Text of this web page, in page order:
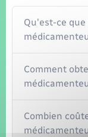
Qu'est-ce
Comment
Combien